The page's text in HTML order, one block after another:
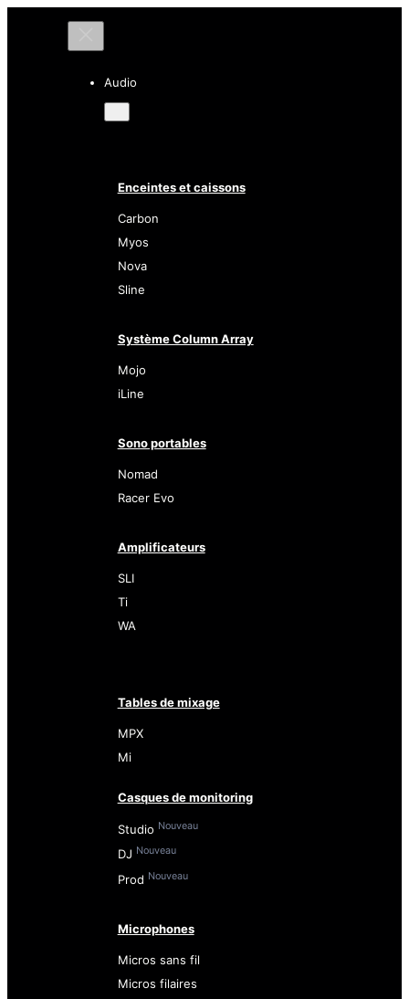
Audio
Enceintes et caissons
Carbon
Myos
Nova
Sline
Système Column Array
Mojo
iLine
Sono portables
Nomad
Racer Evo
Amplificateurs
SLI
Ti
WA
Tables de mixage
MPX
Mi
Casques de monitoring
Studio Nouveau
DJ Nouveau
Prod Nouveau
Microphones
Micros sans fil
Micros filaires